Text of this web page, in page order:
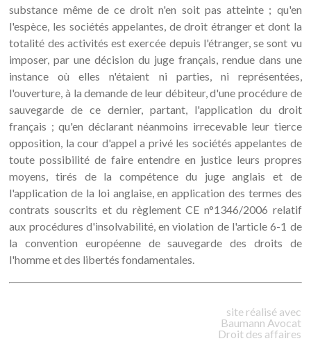
substance même de ce droit n'en soit pas atteinte ; qu'en
l'espèce, les sociétés appelantes, de droit étranger et dont la
totalité des activités est exercée depuis l'étranger, se sont vu
imposer, par une décision du juge français, rendue dans une
instance où elles n'étaient ni parties, ni représentées,
l'ouverture, à la demande de leur débiteur, d'une procédure de
sauvegarde de ce dernier, partant, l'application du droit
français ; qu'en déclarant néanmoins irrecevable leur tierce
opposition, la cour d'appel a privé les sociétés appelantes de
toute possibilité de faire entendre en justice leurs propres
moyens, tirés de la compétence du juge anglais et de
l'application de la loi anglaise, en application des termes des
contrats souscrits et du règlement CE n°1346/2006 relatif
aux procédures d'insolvabilité, en violation de l'article 6-1 de
la convention européenne de sauvegarde des droits de
l'homme et des libertés fondamentales.
site réalisé avec
Baumann Avocat
Droit des affaires